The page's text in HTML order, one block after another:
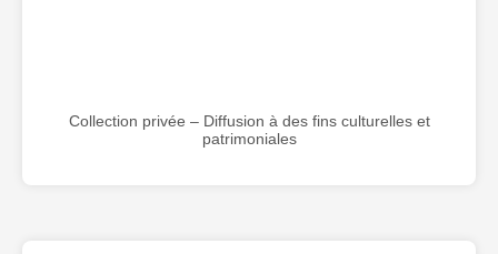
Collection privée – Diffusion à des fins culturelles et
patrimoniales